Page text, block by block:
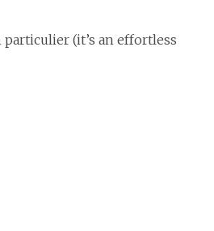
particulier (it’s an effortless